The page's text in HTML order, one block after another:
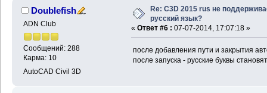
Doublefish
ADN Club
Сообщений: 288
Карма: 10
AutoCAD Civil 3D
Re: C3D 2015 rus не
русский язык?
« Ответ #6 : 07-07-2014, 17:07:18 »
после добавления пути и закрытия
после запуска - русские буквы